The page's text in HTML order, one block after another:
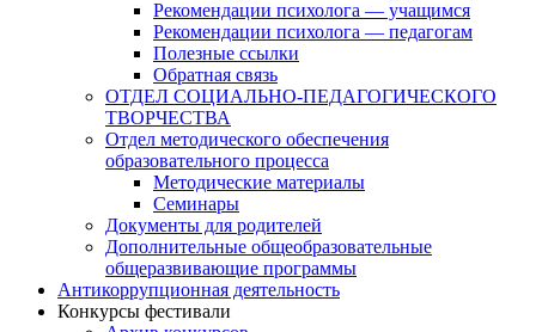
Рекомендации психолога — учащимся
Рекомендации психолога — педагогам
Полезные ссылки
Обратная связь
ОТДЕЛ СОЦИАЛЬНО-ПЕДАГОГИЧЕСКОГО
ТВОРЧЕСТВА
Отдел методического обеспечения
образовательного процесса
Методические материалы
Семинары
Документы для родителей
Дополнительные общеобразовательные
общеразвивающие программы
Антикоррупционная деятельность
Конкурсы фестивали